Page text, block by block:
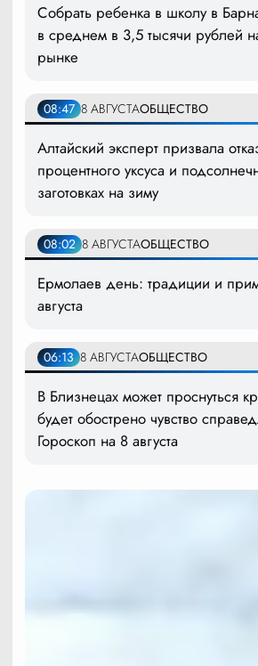
Собрать ребенка в школу в
в среднем в 3,5 тысячи рублей
рынке
08:47 8 АВГУСТАОБЩЕСТВО
Алтайский эксперт призвала
процентного уксуса и
заготовках на зиму
08:02 8 АВГУСТАОБЩЕСТВО
Ермолаев день: традиции и
августа
06:13 8 АВГУСТАОБЩЕСТВО
В Близнецах может проснуться
будет обострено чувство
Гороскоп на 8 августа